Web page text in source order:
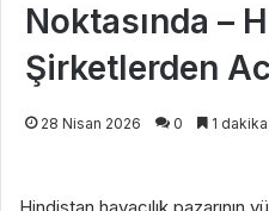
Noktasında –
Şirketlerden
28 Nisan 2026 0 1